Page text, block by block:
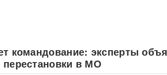
командование: эксперты
в МО